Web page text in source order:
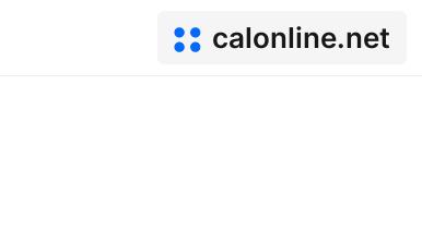
calonline.net